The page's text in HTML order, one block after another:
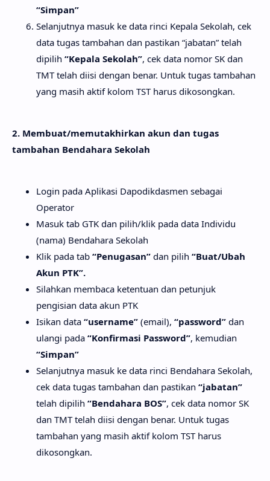
“Simpan”
Selanjutnya masuk ke data rinci Kepala Sekolah, cek
data tugas tambahan dan pastikan “jabatan” telah
dipilih “Kepala Sekolah”, cek data nomor SK dan
TMT telah diisi dengan benar. Untuk tugas tambahan
yang masih aktif kolom TST harus dikosongkan.
2. Membuat/memutakhirkan akun dan tugas
tambahan Bendahara Sekolah
Login pada Aplikasi Dapodikdasmen sebagai
Operator
Masuk tab GTK dan pilih/klik pada data Individu
(nama) Bendahara Sekolah
Klik pada tab “Penugasan” dan pilih “Buat/Ubah
Akun PTK”.
Silahkan membaca ketentuan dan petunjuk
pengisian data akun PTK
Isikan data “username” (email), “password” dan
ulangi pada “Konfirmasi Password”, kemudian
“Simpan”
Selanjutnya masuk ke data rinci Bendahara Sekolah,
cek data tugas tambahan dan pastikan “jabatan”
telah dipilih “Bendahara BOS”, cek data nomor SK
dan TMT telah diisi dengan benar. Untuk tugas
tambahan yang masih aktif kolom TST harus
dikosongkan.